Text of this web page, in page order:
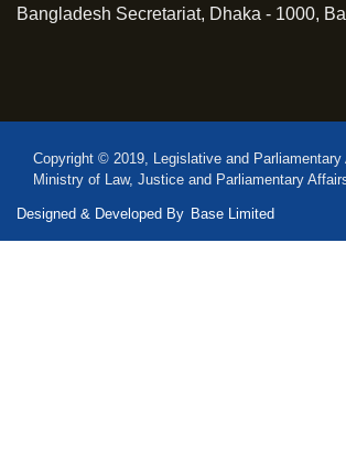
Bangladesh Secretariat, Dhaka - 1000,
Copyright © 2019, Legislative and
Ministry of Law, Justice and Parliamentary
Designed & Developed By Base Limited